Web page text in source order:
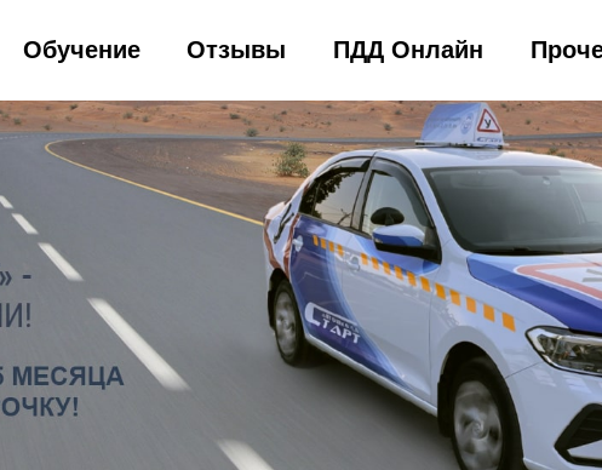
Обучение Отзывы ПДД Онлайн